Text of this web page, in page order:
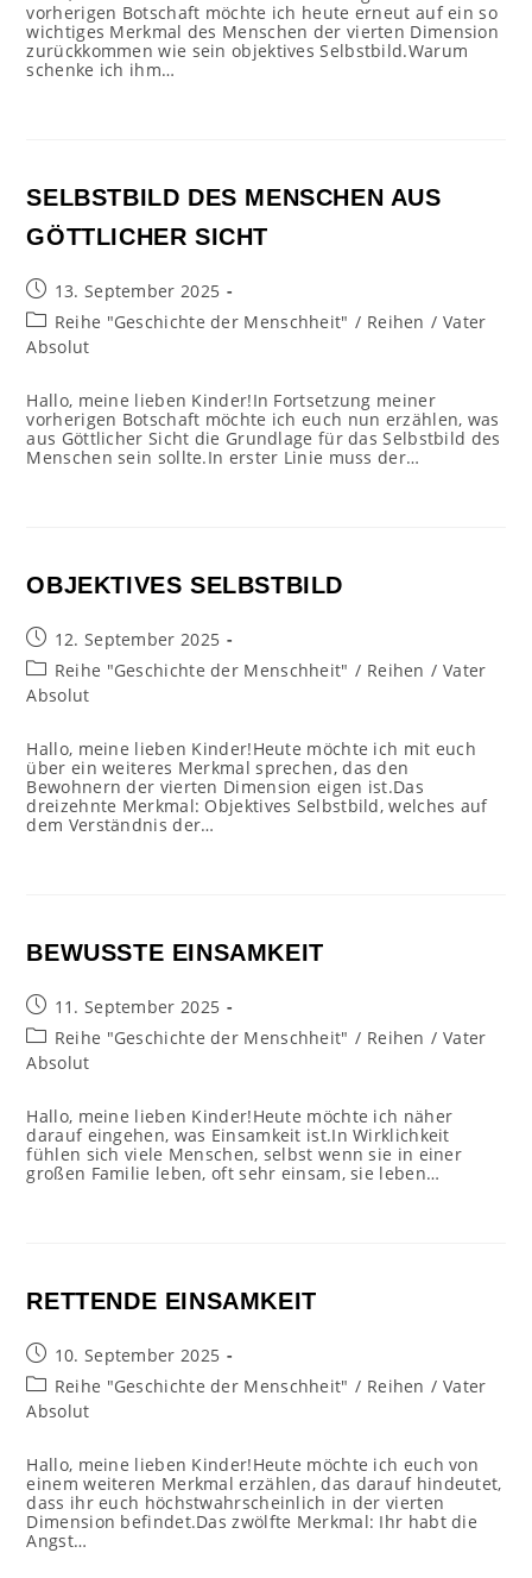
vorherigen Botschaft möchte ich heute erneut auf ein so
wichtiges Merkmal des Menschen der vierten Dimension
zurückkommen wie sein objektives Selbstbild.Warum
schenke ich ihm…
SELBSTBILD DES MENSCHEN AUS
GÖTTLICHER SICHT
Beitrag
veröffentlicht:
13. September 2025
Beitrags-
Kategorie:
Reihe "Geschichte der Menschheit" / Reihen / Vater
Absolut
Hallo, meine lieben Kinder!In Fortsetzung meiner
vorherigen Botschaft möchte ich euch nun erzählen, was
aus Göttlicher Sicht die Grundlage für das Selbstbild des
Menschen sein sollte.In erster Linie muss der…
OBJEKTIVES SELBSTBILD
Beitrag
veröffentlicht:
12. September 2025
Beitrags-
Kategorie:
Reihe "Geschichte der Menschheit" / Reihen / Vater
Absolut
Hallo, meine lieben Kinder!Heute möchte ich mit euch
über ein weiteres Merkmal sprechen, das den
Bewohnern der vierten Dimension eigen ist.Das
dreizehnte Merkmal: Objektives Selbstbild, welches auf
dem Verständnis der…
BEWUSSTE EINSAMKEIT
Beitrag
veröffentlicht:
11. September 2025
Beitrags-
Kategorie:
Reihe "Geschichte der Menschheit" / Reihen / Vater
Absolut
Hallo, meine lieben Kinder!Heute möchte ich näher
darauf eingehen, was Einsamkeit ist.In Wirklichkeit
fühlen sich viele Menschen, selbst wenn sie in einer
großen Familie leben, oft sehr einsam, sie leben…
RETTENDE EINSAMKEIT
Beitrag
veröffentlicht:
10. September 2025
Beitrags-
Kategorie:
Reihe "Geschichte der Menschheit" / Reihen / Vater
Absolut
Hallo, meine lieben Kinder!Heute möchte ich euch von
einem weiteren Merkmal erzählen, das darauf hindeutet,
dass ihr euch höchstwahrscheinlich in der vierten
Dimension befindet.Das zwölfte Merkmal: Ihr habt die
Angst…